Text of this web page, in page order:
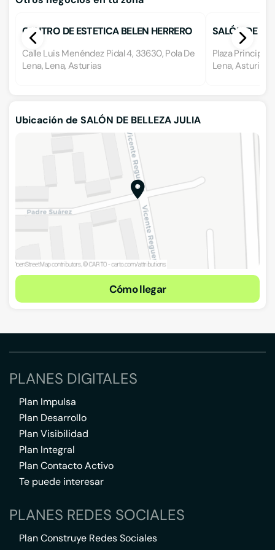
CENTRO DE ESTETICA BELEN HERRERO
Calle Luis Menéndez Pidal 4, 33630, Pola De
Lena, Lena, Asturias
SALÓN DE
Plaza
Lena, Asturias
Ubicación de SALÓN DE BELLEZA JULIA
Cómo llegar
PLANES DIGITALES
Plan Impulsa
Plan Desarrollo
Plan Visibilidad
Plan Integral
Plan Contacto Activo
Te puede interesar
PLANES REDES SOCIALES
Plan Construye Redes Sociales